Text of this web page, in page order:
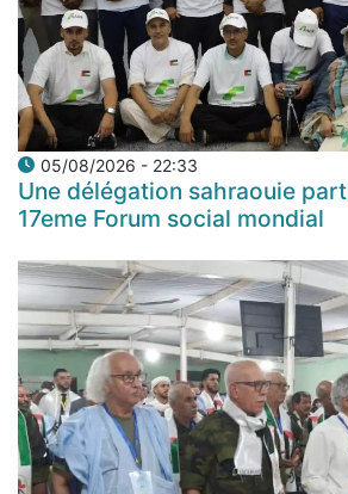
05/08/2026 - 22:33
Une délégation sahraouie
17eme Forum social mondial